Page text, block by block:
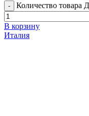
Количество товара
В корзину
Италия